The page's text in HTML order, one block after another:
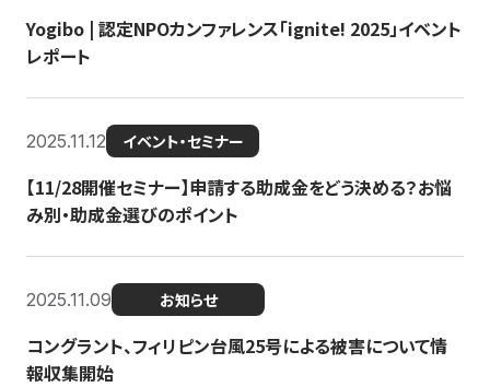
Yogibo | 認定NPOカンファレンス「ignite! 2025」イベント
レポート
2025.11.12 イベント・セミナー
【11/28開催セミナー】申請する助成金をどう決める？お悩
み別・助成金選びのポイント
2025.11.09 お知らせ
コングラント、フィリピン台風25号による被害について情
報収集開始